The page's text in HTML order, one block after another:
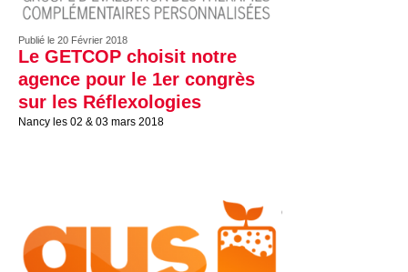
Publié le 20 Février 2018
Le GETCOP choisit notre
agence pour le 1er congrès
sur les Réflexologies
Nancy les 02 & 03 mars 2018